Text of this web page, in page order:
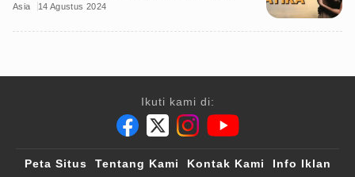
Asia 14 Agustus 2024
Ikuti kami di:
Peta Situs Tentang Kami Kontak Kami
Info Iklan